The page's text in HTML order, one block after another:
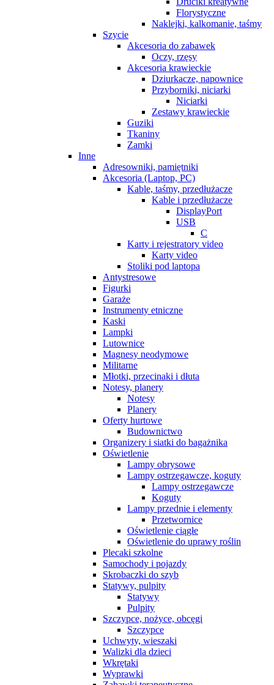
Florystyczne
Naklejki, kalkomanie, taśmy
Szycie
Akcesoria do zabawek
Oczy, rzęsy
Akcesoria krawieckie
Dziurkacze, napownice
Przyborniki, niciarki
Niciarki
Zestawy krawieckie
Guziki
Tkaniny
Zamki
Inne
Adresowniki, pamiętniki
Akcesoria (Laptop, PC)
Kable, taśmy, przedłużacze
Kable i przedłużacze
DisplayPort
USB
C
Karty i rejestratory video
Karty video
Stoliki pod laptopa
Antystresowe
Figurki
Garaże
Instrumenty etniczne
Kaski
Lampki
Lutownice
Magnesy neodymowe
Militarne
Młotki, przecinaki i dłuta
Notesy, planery
Notesy
Planery
Oferty hurtowe
Budownictwo
Organizery i siatki do bagażnika
Oświetlenie
Lampy obrysowe
Lampy ostrzegawcze, koguty
Lampy ostrzegawcze
Koguty
Lampy przednie i elementy
Przetwornice
Oświetlenie ciągłe
Oświetlenie do uprawy roślin
Plecaki szkolne
Samochody i pojazdy
Skrobaczki do szyb
Statywy, pulpity
Statywy
Pulpity
Szczypce, nożyce, obcęgi
Szczypce
Uchwyty, wieszaki
Walizki dla dzieci
Wkrętaki
Wyprawki